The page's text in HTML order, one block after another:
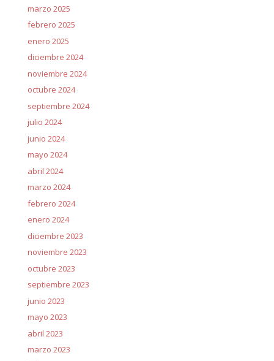
marzo 2025
febrero 2025
enero 2025
diciembre 2024
noviembre 2024
octubre 2024
septiembre 2024
julio 2024
junio 2024
mayo 2024
abril 2024
marzo 2024
febrero 2024
enero 2024
diciembre 2023
noviembre 2023
octubre 2023
septiembre 2023
junio 2023
mayo 2023
abril 2023
marzo 2023